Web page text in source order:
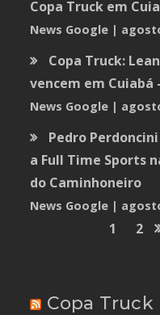
Copa Truck em
News Google
Copa Truck:
vencem em
News Google
Pedro
a Full Time Sports
do Caminhoneiro
News Google
1 2
Copa Truck